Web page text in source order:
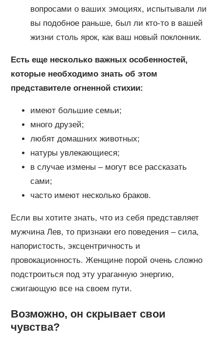
вопросами о ваших эмоциях, испытывали ли
вы подобное раньше, был ли кто-то в вашей
жизни столь ярок, как ваш новый поклонник.
Есть еще несколько важных особенностей,
которые необходимо знать об этом
представителе огненной стихии:
имеют большие семьи;
много друзей;
любят домашних животных;
натуры увлекающиеся;
в случае измены – могут все рассказать
сами;
часто имеют несколько браков.
Если вы хотите знать, что из себя представляет
мужчина Лев, то признаки его поведения – сила,
напористость, эксцентричность и
провокационность. Женщине порой очень сложно
подстроиться под эту ураганную энергию,
сжигающую все на своем пути.
Возможно, он скрывает свои
чувства?